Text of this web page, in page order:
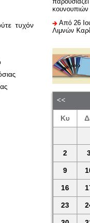
τυχόν
κουνουπιών
Από 26
Λιμνών
Κυ
2
9
16
23